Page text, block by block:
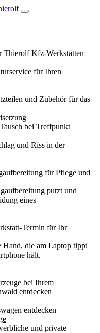
Thierolf Kfz-Werkstätten
für Ihren
und Zubehör für das
bei Treffpunkt
für Pflege und
Termin für Ihr
bei Ihrem
entdecken
entdecken
und private